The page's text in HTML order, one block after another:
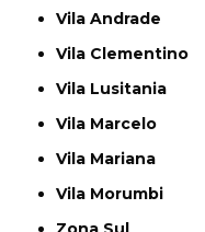
Vila Andrade
Vila Clementino
Vila Lusitania
Vila Marcelo
Vila Mariana
Vila Morumbi